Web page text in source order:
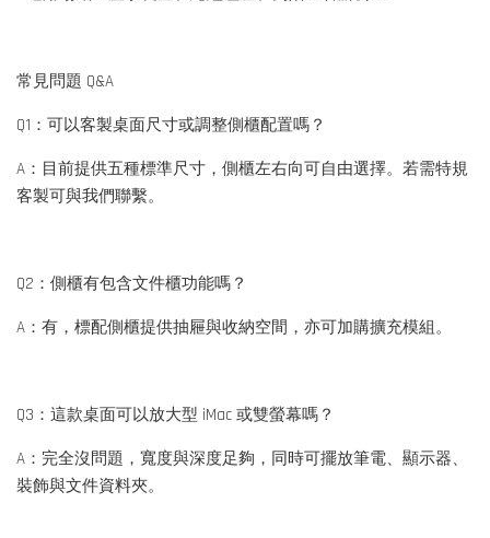
常見問題 Q&A
Q1：可以客製桌面尺寸或調整側櫃配置嗎？
A：目前提供五種標準尺寸，側櫃左右向可自由選擇。若需特規
客製可與我們聯繫。
Q2：側櫃有包含文件櫃功能嗎？
A：有，標配側櫃提供抽屜與收納空間，亦可加購擴充模組。
Q3：這款桌面可以放大型 iMac 或雙螢幕嗎？
A：完全沒問題，寬度與深度足夠，同時可擺放筆電、顯示器、
裝飾與文件資料夾。